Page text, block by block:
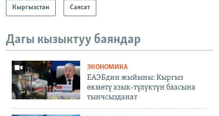
Кыргызстан Саясат
Дагы кызыктуу баяндар
ЭКОНОМИКА
ЕАЭБдин жыйыны: Кыргыз
өкмөтү азык-түлүктүн баасына
тынчсызданат